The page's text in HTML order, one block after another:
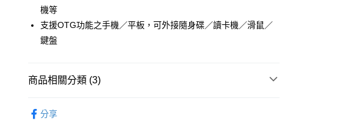
２．便利：只要手機號碼，簡訊認證，即可結帳。
【「AFTEE先享後付」結帳流程】
３．收到繳費通知簡訊後14天內，點擊此簡訊中的連結，可透過四大超商
絡購買商品的店家。未經商家同意取消之訂單仍視為有效，需透過AFTEE
宅配(廠商直送🚚)
每筆NT$100，滿NT$590(含以上)免運費
機等
支援OTG功能之手機／平板，可外接隨身碟／讀卡機／滑鼠／
鍵盤
商品相關分類 (3)
分享